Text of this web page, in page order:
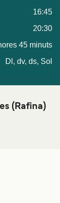
16:45
20:30
45 minuts
Dl, dv, ds, Sol
(Rafina)